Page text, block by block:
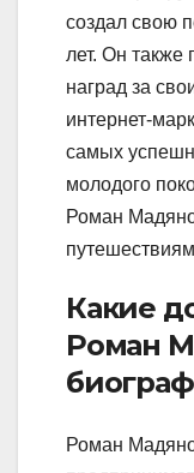
создал свою
лет. Он также
наград за
интернет-
самых
молодого
Роман
Какие
Роман
Роман